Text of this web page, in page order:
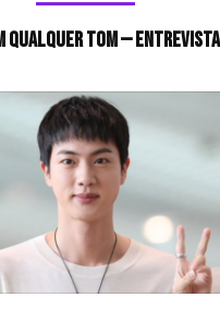
qualquer tom —